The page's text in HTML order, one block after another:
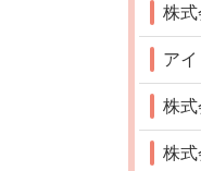
株式
ア
株式
株